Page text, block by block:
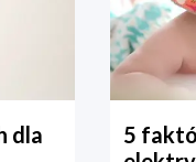
dla
5